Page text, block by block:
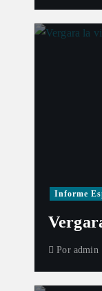
Informe
Por admin